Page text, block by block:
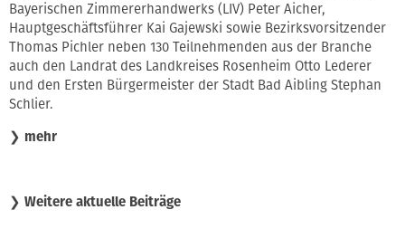
Bayerischen Zimmererhandwerks (LIV) Peter Aicher,
Hauptgeschäftsführer Kai Gajewski sowie Bezirksvorsitzender
Thomas Pichler neben 130 Teilnehmenden aus der Branche
auch den Landrat des Landkreises Rosenheim Otto Lederer
und den Ersten Bürgermeister der Stadt Bad Aibling Stephan
Schlier.
❯ mehr
❯ Weitere aktuelle Beiträge